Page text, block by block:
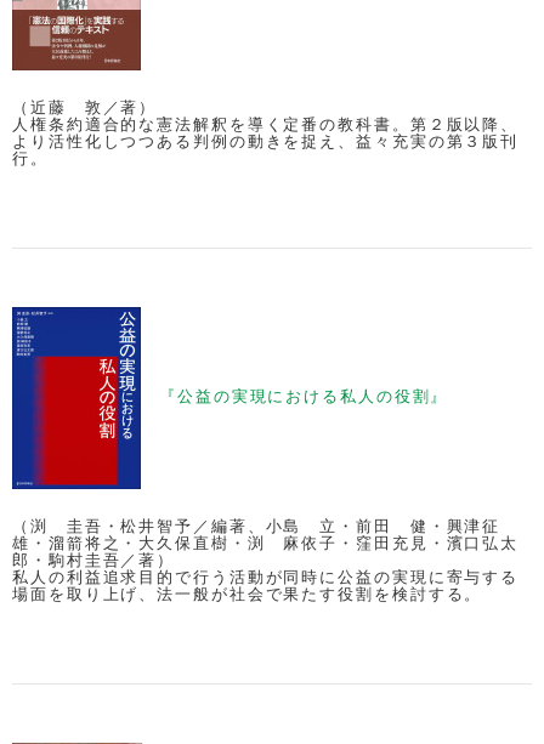
（近藤 敦／著）
人権条約適合的な憲法解釈を導く定番の教科書。第２版以降、
より活性化しつつある判例の動きを捉え、益々充実の第３版刊
行。
『公益の実現における私人の役割』
（渕 圭吾・松井智予／編著、小島 立・前田 健・興津征
雄・溜箭将之・大久保直樹・渕 麻依子・窪田充見・濱口弘太
郎・駒村圭吾／著）
私人の利益追求目的で行う活動が同時に公益の実現に寄与する
場面を取り上げ、法一般が社会で果たす役割を検討する。